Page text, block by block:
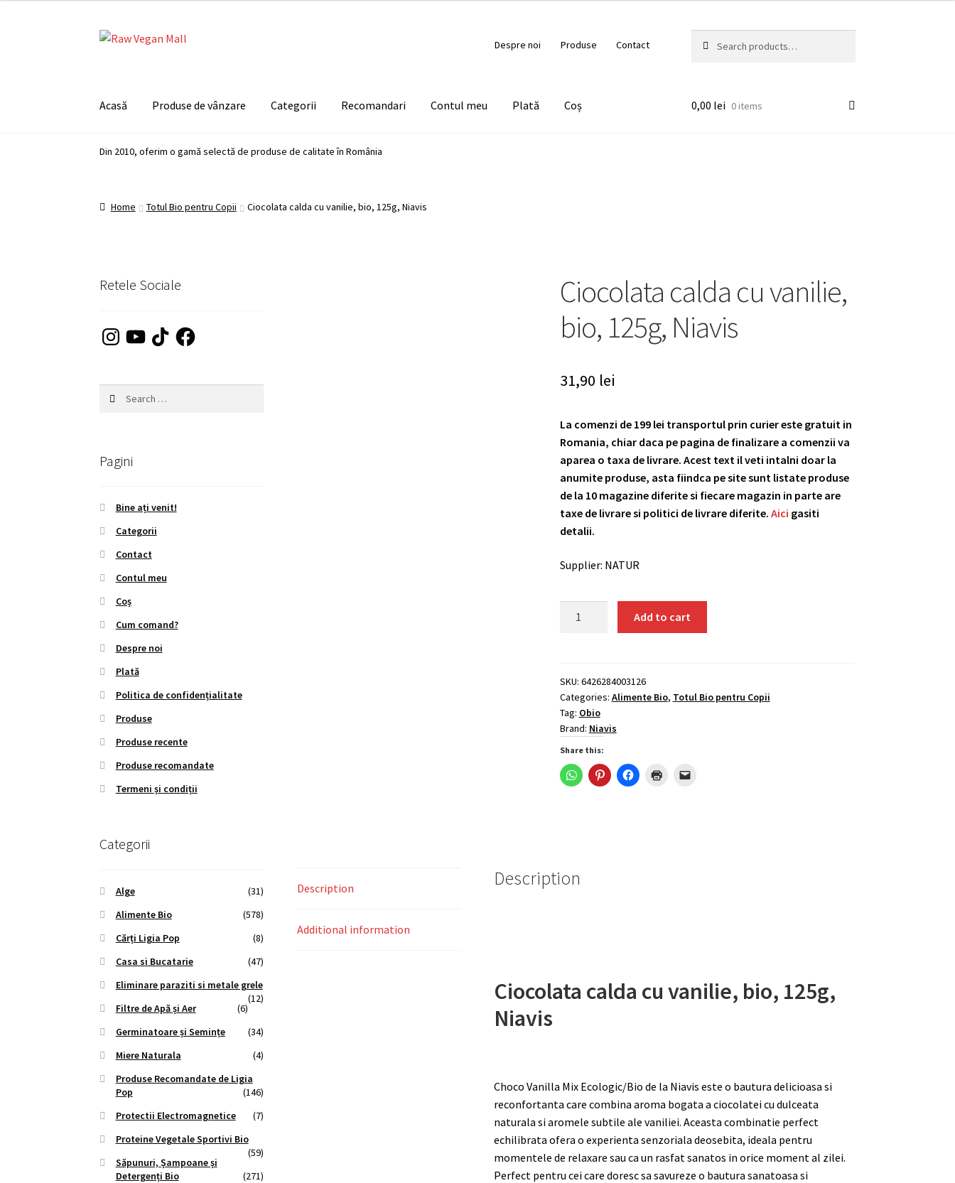
Skip
Skip
Despre noi Produse Contact
for:
Acasă Produse de vânzare Categorii Recomandari Contul meu Plată Coș 0,00 lei 0 items
Din 2010, oferim o gamă selectă de produse de calitate în România
Home Totul Bio pentru Copii Ciocolata calda cu vanilie, bio, 125g, Niavis
Ciocolata calda cu vanilie,
bio, 125g, Niavis
31,90 lei
La comenzi de 199 lei transportul prin curier este gratuit in
Romania, chiar daca pe pagina de finalizare a comenzii va
aparea o taxa de livrare. Acest text il veti intalni doar la
anumite produse, asta fiindca pe site sunt listate produse
de la 10 magazine diferite si fiecare magazin in parte are
taxe de livrare si politici de livrare diferite. Aici gasiti
detalii.
Supplier: NATUR
bio,
125g,
Niavis
quantity
Add to cart
SKU: 6426284003126
Categories: Alimente Bio, Totul Bio pentru Copii
Tag: Obio
Brand: Niavis
Share this:
Description
Additional information
Description
Ciocolata calda cu vanilie, bio, 125g,
Niavis
Choco Vanilla Mix Ecologic/Bio de la Niavis este o bautura delicioasa si
reconfortanta care combina aroma bogata a ciocolatei cu dulceata
naturala si aromele subtile ale vaniliei. Aceasta combinatie perfect
echilibrata ofera o experienta senzoriala deosebita, ideala pentru
momentele de relaxare sau ca un rasfat sanatos in orice moment al zilei.
Perfect pentru cei care doresc sa savureze o bautura sanatoasa si
Retele Sociale
InstagramYouTubeTikTokFacebook
Pagini
Bine ați venit!
Categorii
Contact
Contul meu
Coș
Cum comand?
Despre noi
Plată
Politica de confidențialitate
Produse
Produse recente
Produse recomandate
Termeni și condiții
Categorii
Alge
(31)
Alimente Bio
(578)
Cărți Ligia Pop
(8)
Casa si Bucatarie
(47)
Eliminare paraziti si metale grele
(12)
Filtre de Apă și Aer
(6)
Germinatoare și Semințe
(34)
Miere Naturala
(4)
Produse Recomandate de Ligia
Pop
(146)
Protectii Electromagnetice
(7)
Proteine Vegetale Sportivi Bio
(59)
Săpunuri, Șampoane și
Detergenți Bio
(271)